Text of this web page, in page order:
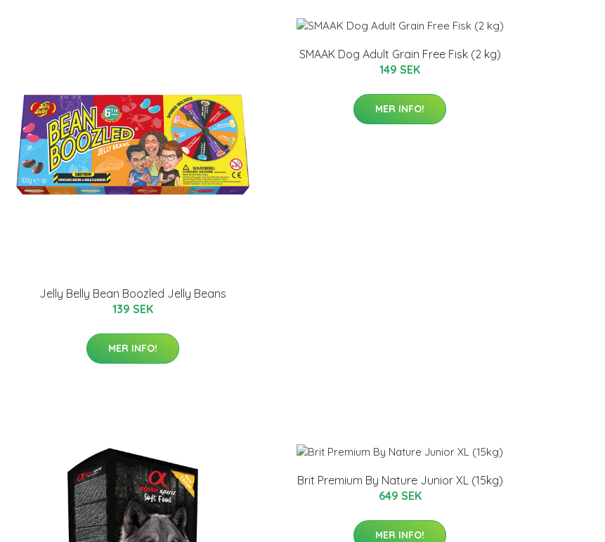
Jelly Belly Bean Boozled Jelly Beans
139 SEK
MER INFO!
SMAAK Dog Adult Grain Free Fisk (2 kg)
149 SEK
MER INFO!
Brit Premium By Nature Junior XL (15kg)
649 SEK
MER INFO!